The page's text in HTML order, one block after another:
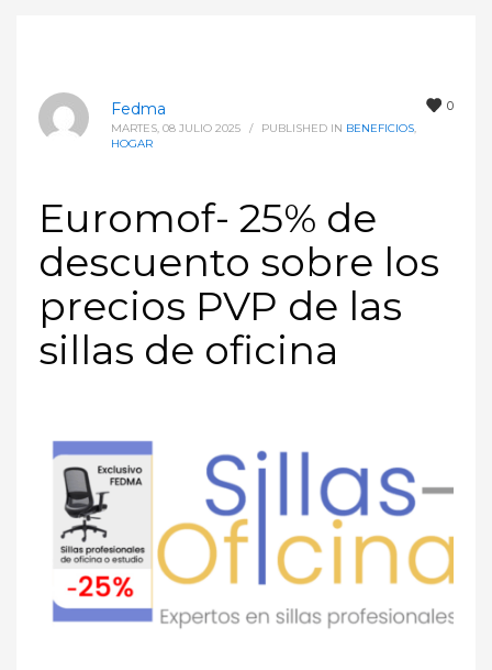
0
Fedma
MARTES, 08 JULIO 2025 / PUBLISHED IN BENEFICIOS
HOGAR
Euromof- 25% de
descuento sobre los
precios PVP de las
sillas de oficina